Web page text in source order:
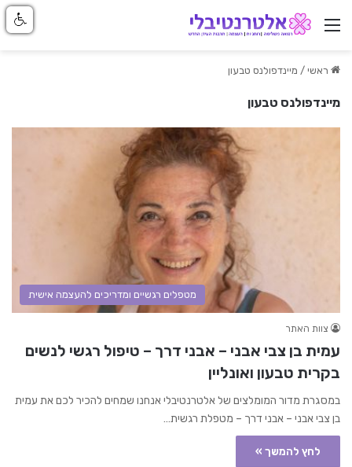
ניווט באתר
ראשי / מיינדפולנס טבעון
מיינדפולנס טבעון
מטפלים רגשיים ומדריכים להעצמה אישית
צוות האתר
עמית בן צבי אבני – אבני דרך – טיפול רגשי לנשים
בקרית טבעון ואונליין
במסגרת מדור המומלצים של אלטרנטיבלי אנחנו שמחים להכיר לכם את עמית
בן צבי אבני – אבני דרך – מטפלת רגשית…
לחץ להמשך »